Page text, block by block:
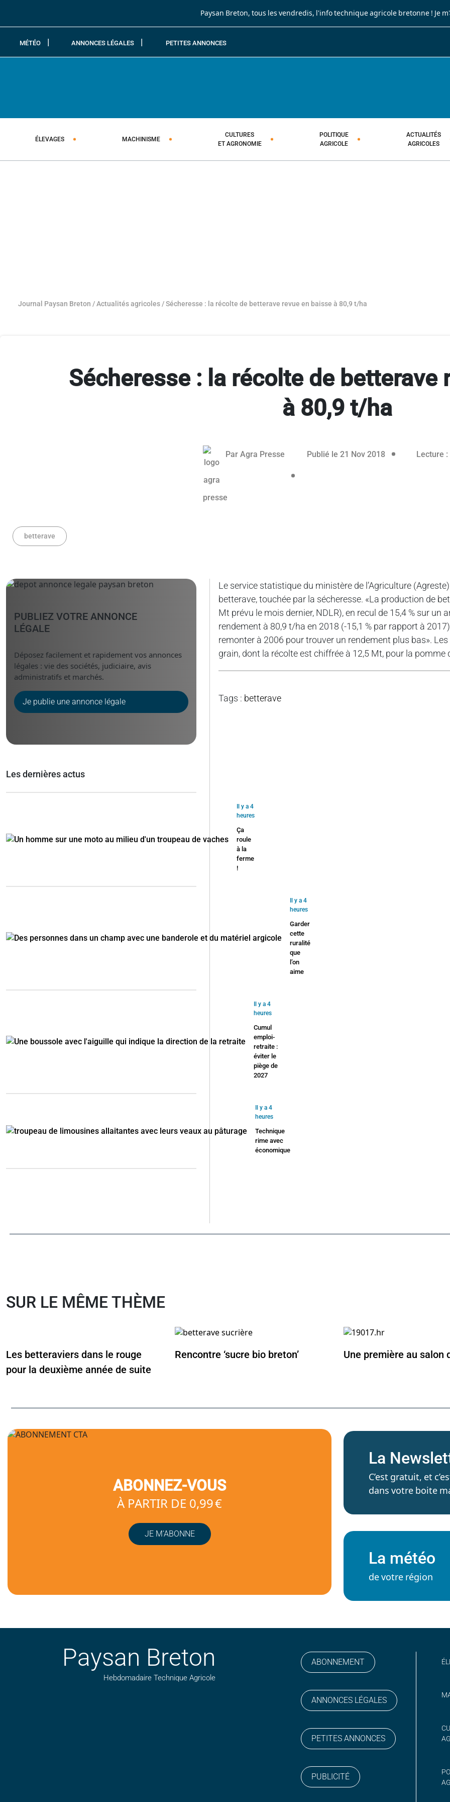
Paysan Breton, tous les vendredis, l'info technique agricole bretonne ! Je
MÉTÉO ANNONCES LÉGALES PETITES ANNONCES
ÉLEVAGES MACHINISME
CULTURES
ET AGRONOMIE
POLITIQUE
AGRICOLE
ACTUALITÉS
AGRICOLES
Journal Paysan Breton /Actualités agricoles /Sécheresse : la récolte de betterave revue en baisse à 80,9 t/ha
Sécheresse : la récolte de betterave
à 80,9 t/ha
Par Agra Presse Publié le 21 Nov 2018 Lecture :
betterave
Le service statistique du ministère de l’Agriculture
betterave, touchée par la sécheresse. «La production de
Mt prévu le mois dernier, NDLR), en recul de 15,4 % sur un
rendement à 80,9 t/ha en 2018 (-15,1 % par rapport à
remonter à 2006 pour trouver un rendement plus bas».
grain, dont la récolte est chiffrée à 12,5 Mt, pour la pomme
Tags : betterave
PUBLIEZ VOTRE ANNONCE
LÉGALE
Déposez facilement et rapidement vos annonces
légales : vie des sociétés, judiciaire, avis
administratifs et marchés.
Je publie une annonce légale
Les dernières actus
Il y a 4
heures
Ça
roule
à la
ferme
!
Il y a 4
heures
Garder
cette
ruralité
que
l’on
aime
Il y a 4
heures
Cumul
emploi-
retraite :
éviter le
piège de
2027
Il y a 4
heures
Technique
rime avec
économique
SUR LE MÊME THÈME
Les betteraviers dans le rouge
pour la deuxième année de suite
Rencontre ‘sucre bio breton’
Une première au salon
ABONNEZ-VOUS
À PARTIR DE 0,99 €
JE M’ABONNE
La
C’est gratuit, et
dans votre boite
La météo
de votre région
Paysan Breton
Hebdomadaire Technique Agricole
ABONNEMENT
ANNONCES LÉGALES
PETITES ANNONCES
PUBLICITÉ